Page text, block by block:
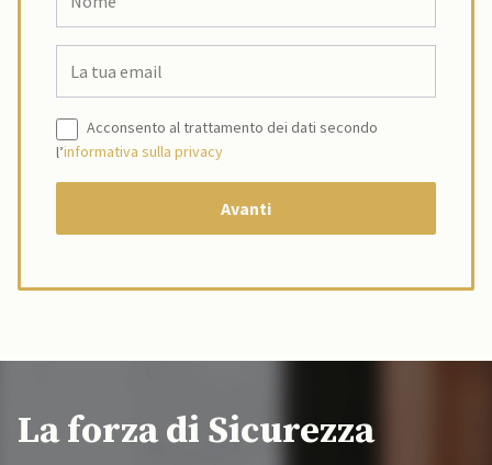
Acconsento al trattamento dei dati secondo
l’informativa sulla privacy
La forza di Sicurezza